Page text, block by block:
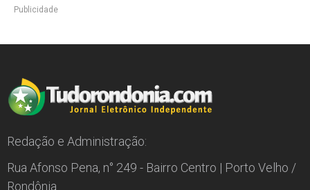
Publicidade
Redação e Administração:
Rua Afonso Pena, n° 249 - Bairro Centro | Porto Velho /
Rondônia